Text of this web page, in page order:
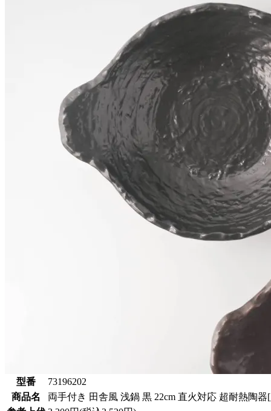
型番
73196202
商品名
両手付き 田舎風 浅鍋 黒 22cm 直火対応 超耐熱陶器